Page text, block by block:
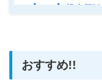
おすすめ!!